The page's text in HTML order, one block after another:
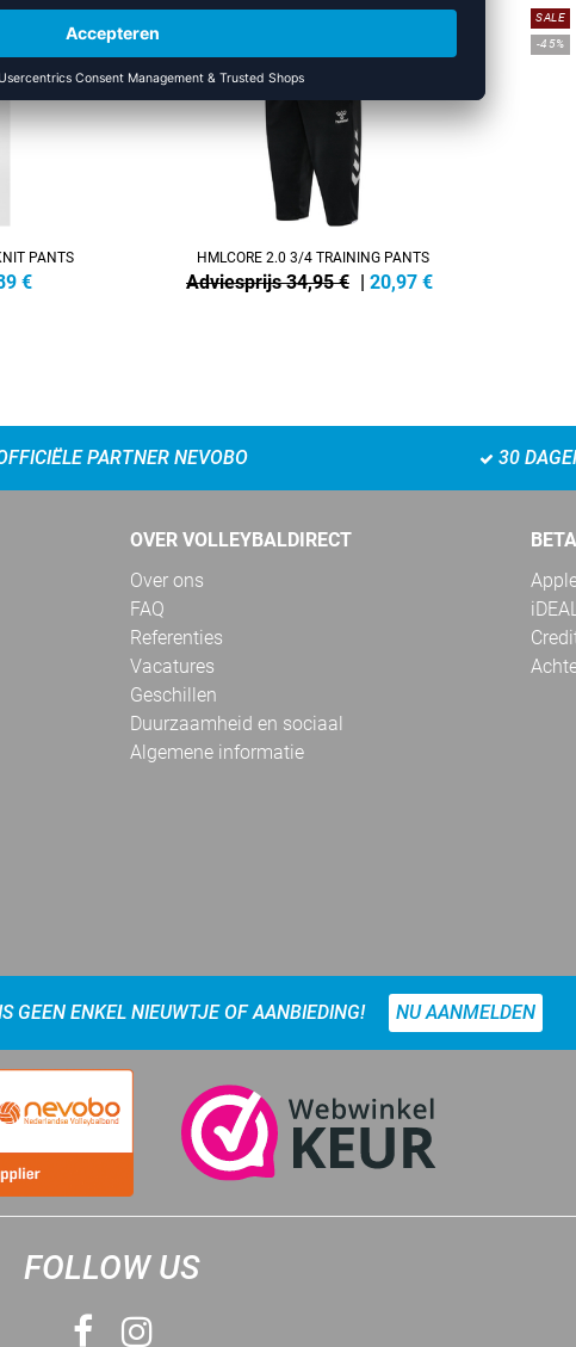
PANTS
€
-40%
HMLCORE 2.0 3/4 TRAINING PANTS
Adviesprijs 34,95 € | 20,97 €
SALE
-45%
PARTNER NEVOBO 30
OVER VOLLEYBALDIRECT
Over ons
FAQ
Referenties
Vacatures
Geschillen
Duurzaamheid en sociaal
Algemene informatie
GEEN ENKEL NIEUWTJE OF AANBIEDING! NU AANMELDEN
FOLLOW US